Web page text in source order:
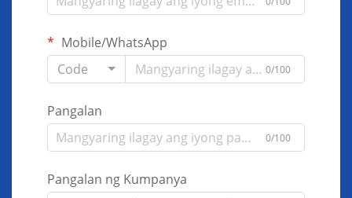
Mobile/WhatsApp
Code
0/100
Pangalan
0/100
Pangalan ng Kumpanya